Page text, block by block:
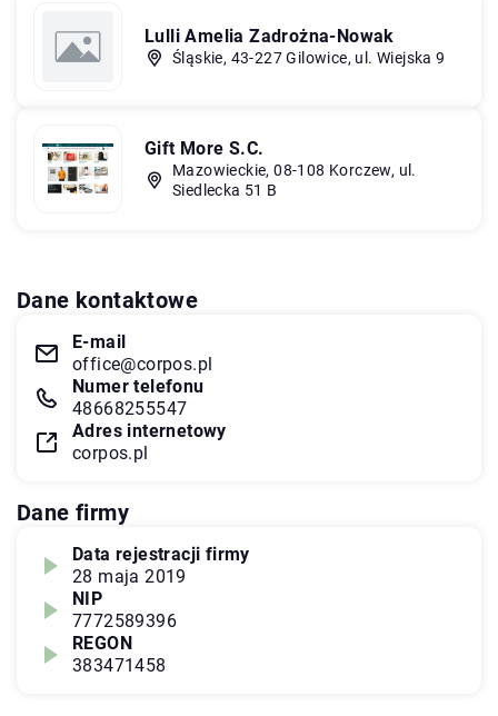
Lulli Amelia Zadrożna-Nowak
Śląskie, 43-227 Gilowice, ul. Wiejska 9
Gift More S.C.
Mazowieckie, 08-108 Korczew, ul.
Siedlecka 51 B
Dane kontaktowe
E-mail
office@corpos.pl
Numer telefonu
48668255547
Adres internetowy
corpos.pl
Dane firmy
Data rejestracji firmy
28 maja 2019
NIP
7772589396
REGON
383471458